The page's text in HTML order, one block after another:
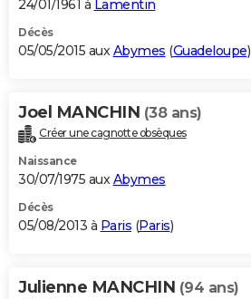
24/01/1961 à Lamentin
Décès
05/05/2015 auxAbymes (Guadeloupe)
Joel MANCHIN (38 ans)
Créer une cagnotte obsèques
Naissance
30/07/1975 auxAbymes
Décès
05/08/2013 à Paris (Paris)
Julienne MANCHIN (94 ans)